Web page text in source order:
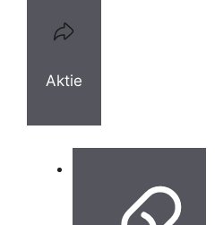
Aktie